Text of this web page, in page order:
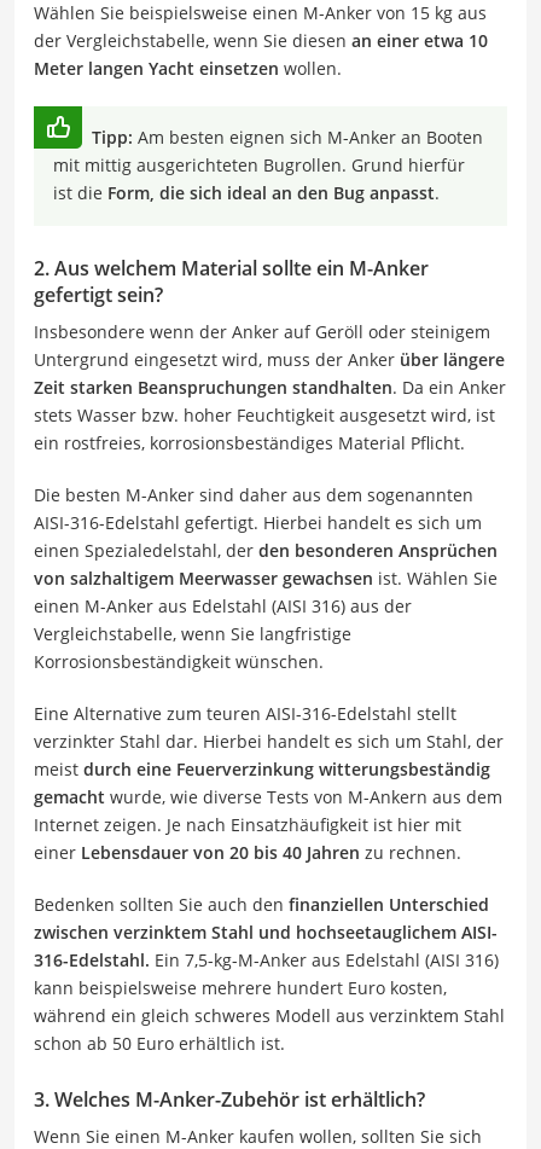
Wählen Sie beispielsweise einen M-Anker von 15 kg aus
der Vergleichstabelle, wenn Sie diesen an einer etwa 10
Meter langen Yacht einsetzen wollen.
Tipp: Am besten eignen sich M-Anker an Booten
mit mittig ausgerichteten Bugrollen. Grund hierfür
ist die Form, die sich ideal an den Bug anpasst.
2. Aus welchem Material sollte ein M-Anker
gefertigt sein?
Insbesondere wenn der Anker auf Geröll oder steinigem
Untergrund eingesetzt wird, muss der Anker über längere
Zeit starken Beanspruchungen standhalten. Da ein Anker
stets Wasser bzw. hoher Feuchtigkeit ausgesetzt wird, ist
ein rostfreies, korrosionsbeständiges Material Pflicht.
Die besten M-Anker sind daher aus dem sogenannten
AISI-316-Edelstahl gefertigt. Hierbei handelt es sich um
einen Spezialedelstahl, der den besonderen Ansprüchen
von salzhaltigem Meerwasser gewachsen ist. Wählen Sie
einen M-Anker aus Edelstahl (AISI 316) aus der
Vergleichstabelle, wenn Sie langfristige
Korrosionsbeständigkeit wünschen.
Eine Alternative zum teuren AISI-316-Edelstahl stellt
verzinkter Stahl dar. Hierbei handelt es sich um Stahl, der
meist durch eine Feuerverzinkung witterungsbeständig
gemacht wurde, wie diverse Tests von M-Ankern aus dem
Internet zeigen. Je nach Einsatzhäufigkeit ist hier mit
einer Lebensdauer von 20 bis 40 Jahren zu rechnen.
Bedenken sollten Sie auch den finanziellen Unterschied
zwischen verzinktem Stahl und hochseetauglichem AISI-
316-Edelstahl. Ein 7,5-kg-M-Anker aus Edelstahl (AISI 316)
kann beispielsweise mehrere hundert Euro kosten,
während ein gleich schweres Modell aus verzinktem Stahl
schon ab 50 Euro erhältlich ist.
3. Welches M-Anker-Zubehör ist erhältlich?
Wenn Sie einen M-Anker kaufen wollen, sollten Sie sich